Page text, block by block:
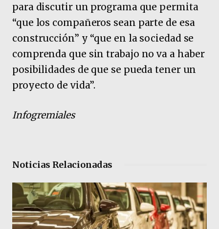
para discutir un programa que permita
“que los compañeros sean parte de esa
construcción” y “que en la sociedad se
comprenda que sin trabajo no va a haber
posibilidades de que se pueda tener un
proyecto de vida”.
Infogremiales
Noticias Relacionadas